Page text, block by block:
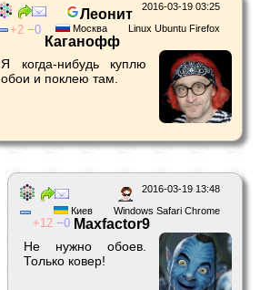
2016-03-19 03:25
Linux Ubuntu Firefox
Москва
2 0
Леонит
Каганофф
Я когда-нибудь куплю
обои и поклею там.
2016-03-19 13:48
Windows Safari Chrome
Киев
12 0 Maxfactor9
Не нужно обоев.
Только ковер!